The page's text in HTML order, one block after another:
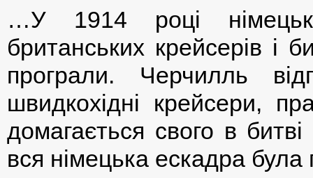
…У 1914 році
британських крейсерів і
програли. Черчилль
швидкохідні крейсери,
домагається свого в
вся німецька ескадра була